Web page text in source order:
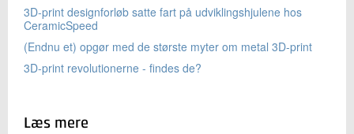
3D-print designforløb satte fart på udviklingshjulene hos
CeramicSpeed
(Endnu et) opgør med de største myter om metal 3D-print
3D-print revolutionerne - findes de?
Læs mere